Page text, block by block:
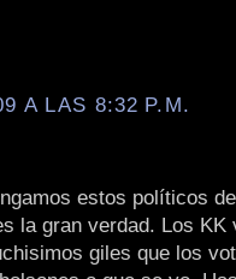
A LAS 8:32 P.M.
estos políticos
la gran verdad. Los KK
giles que los